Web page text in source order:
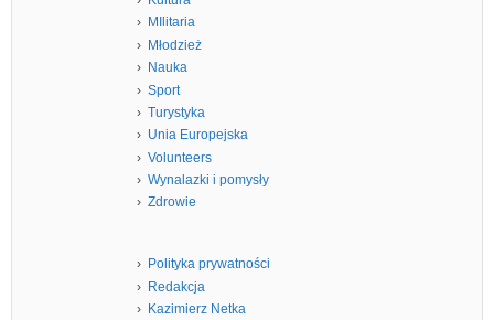
MIlitaria
Młodzież
Nauka
Sport
Turystyka
Unia Europejska
Volunteers
Wynalazki i pomysły
Zdrowie
Polityka prywatności
Redakcja
Kazimierz Netka